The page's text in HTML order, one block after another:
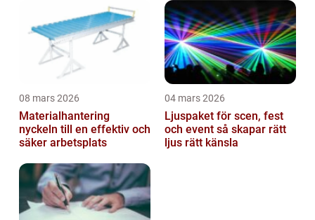
08 mars 2026
Materialhantering
nyckeln till en effektiv och
säker arbetsplats
04 mars 2026
Ljuspaket för scen, fest
och event så skapar rätt
ljus rätt känsla